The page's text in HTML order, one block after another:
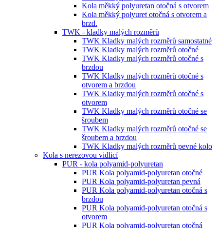
Kola měkký polyuretan otočná s otvorem
Kola měkký polyuret otočná s otvorem a
brzd.
TWK - kladky malých rozměrů
TWK Kladky malých rozměrů samostatné
TWK Kladky malých rozměrů otočné
TWK Kladky malých rozměrů otočné s
brzdou
TWK Kladky malých rozměrů otočné s
otvorem a brzdou
TWK Kladky malých rozměrů otočné s
otvorem
TWK Kladky malých rozměrů otočné se
šroubem
TWK Kladky malých rozměrů otočné se
šroubem a brzdou
TWK Kladky malých rozměrů pevné kolo
Kola s nerezovou vidlicí
PUR - kola polyamid-polyuretan
PUR Kola polyamid-polyuretan otočné
PUR Kola polyamid-polyuretan pevná
PUR Kola polyamid-polyuretan otočná s
brzdou
PUR Kola polyamid-polyuretan otočná s
otvorem
PUR Kola polyamid-polyuretan otočná